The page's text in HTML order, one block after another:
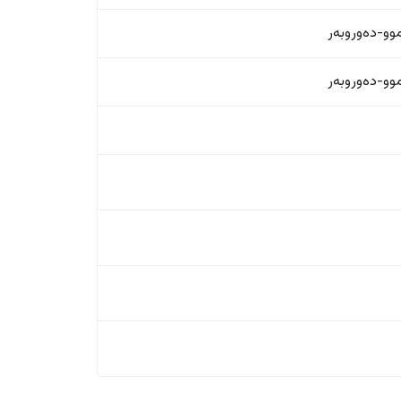
دەوروبەر
دەوروبەر